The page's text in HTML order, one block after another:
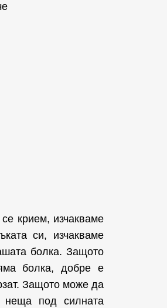
крием, изчакваме
си, изчакваме
болка. Защото
болка, добре е
Защото може да
неща под силната